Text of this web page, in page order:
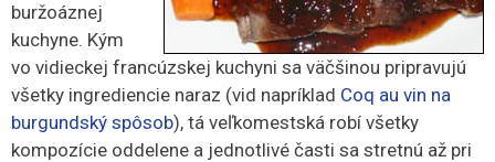
buržoáznej
kuchyne. Kým
vo vidieckej francúzskej kuchyni sa väčšinou pripravujú
všetky ingrediencie naraz (vid napríklad Coq au vin na
burgundský spôsob), tá veľkomestská robí všetky
kompozície oddelene a jednotlivé časti sa stretnú až pri